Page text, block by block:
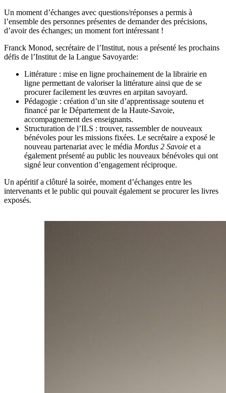
Un moment d’échanges avec questions/réponses a permis à
l’ensemble des personnes présentes de demander des précisions,
d’avoir des échanges; un moment fort intéressant !
Franck Monod, secrétaire de l’Institut, nous a présenté les prochains
défis de l’Institut de la Langue Savoyarde:
Littérature : mise en ligne prochainement de la librairie en
ligne permettant de valoriser la littérature ainsi que de se
procurer facilement les œuvres en arpitan savoyard.
Pédagogie : création d’un site d’apprentissage soutenu et
financé par le Département de la Haute-Savoie,
accompagnement des enseignants.
Structuration de l’ILS : trouver, rassembler de nouveaux
bénévoles pour les missions fixées. Le secrétaire a exposé le
nouveau partenariat avec le média Mordus 2 Savoie et a
également présenté au public les nouveaux bénévoles qui ont
signé leur convention d’engagement réciproque.
Un apéritif a clôturé la soirée, moment d’échanges entre les
intervenants et le public qui pouvait également se procurer les livres
exposés.